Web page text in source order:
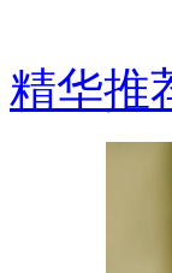
精华推